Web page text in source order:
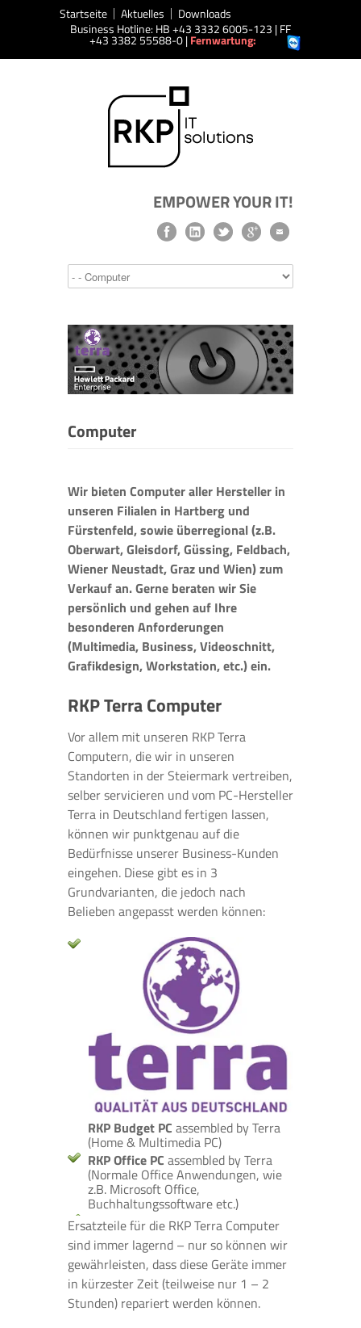
Startseite Aktuelles
Downloads
Business Hotline: HB +43 3332 6005-123 | FF
+43 3382 55588-0 |Fernwartung:
EMPOWER YOUR IT!
Computer
Wir bieten Computer aller Hersteller in
unseren Filialen in Hartberg und
Fürstenfeld, sowie überregional (z.B.
Oberwart, Gleisdorf, Güssing, Feldbach,
Wiener Neustadt, Graz und Wien) zum
Verkauf an. Gerne beraten wir Sie
persönlich und gehen auf Ihre
besonderen Anforderungen
(Multimedia, Business, Videoschnitt,
Grafikdesign, Workstation, etc.) ein.
RKP Terra Computer
Vor allem mit unseren RKP Terra
Computern, die wir in unseren
Standorten in der Steiermark vertreiben,
selber servicieren und vom PC-Hersteller
Terra in Deutschland fertigen lassen,
können wir punktgenau auf die
Bedürfnisse unserer Business-Kunden
eingehen. Diese gibt es in 3
Grundvarianten, die jedoch nach
Belieben angepasst werden können:
RKP Budget PC assembled by Terra
(Home & Multimedia PC)
RKP Office PC assembled by Terra
(Normale Office Anwendungen, wie
z.B. Microsoft Office,
Buchhaltungssoftware etc.)
Ersatzteile für die RKP Terra Computer
sind immer lagernd – nur so können wir
gewährleisten, dass diese Geräte immer
in kürzester Zeit (teilweise nur 1 – 2
Stunden) repariert werden können.